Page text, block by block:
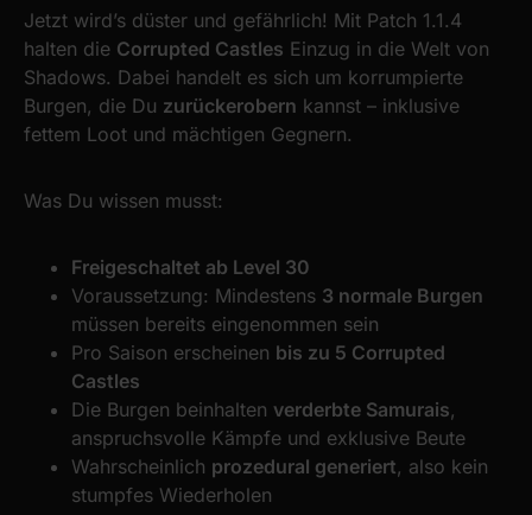
Jetzt wird’s düster und gefährlich! Mit Patch 1.1.4
halten die Corrupted Castles Einzug in die Welt von
Shadows. Dabei handelt es sich um korrumpierte
Burgen, die Du zurückerobern kannst – inklusive
fettem Loot und mächtigen Gegnern.
Was Du wissen musst:
Freigeschaltet ab Level 30
Voraussetzung: Mindestens 3 normale Burgen
müssen bereits eingenommen sein
Pro Saison erscheinen bis zu 5 Corrupted
Castles
Die Burgen beinhalten verderbte Samurais,
anspruchsvolle Kämpfe und exklusive Beute
Wahrscheinlich prozedural generiert, also kein
stumpfes Wiederholen